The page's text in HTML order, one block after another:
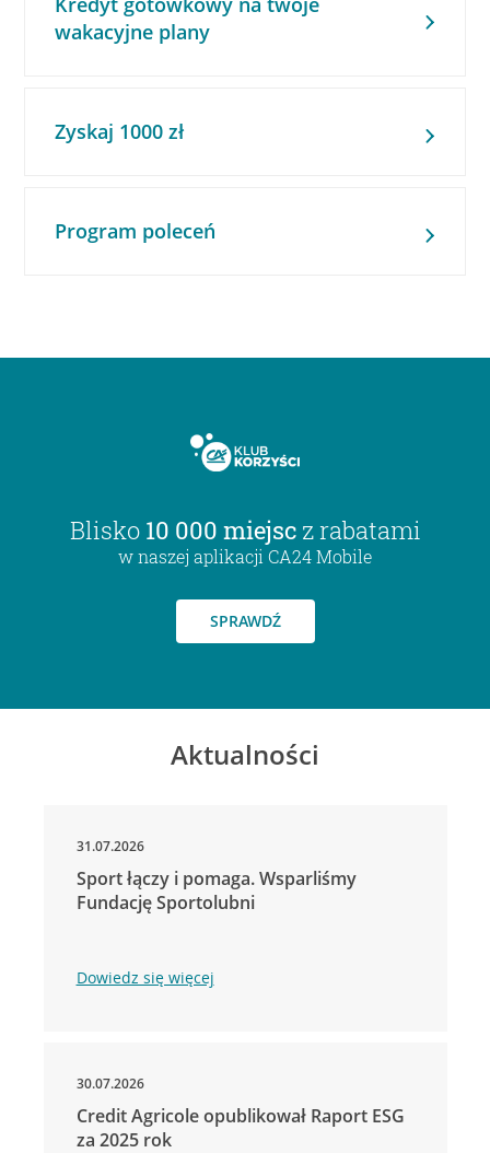
wakacyjne plany
Zyskaj 1000 zł
Program poleceń
Blisko 10 000 miejsc z rabatami
w naszej aplikacji CA24 Mobile
SPRAWDŹ
Aktualności
31.07.2026
Sport łączy i pomaga. Wsparliśmy
Fundację Sportolubni
Dowiedz się więcej
30.07.2026
Credit Agricole opublikował Raport ESG
za 2025 rok